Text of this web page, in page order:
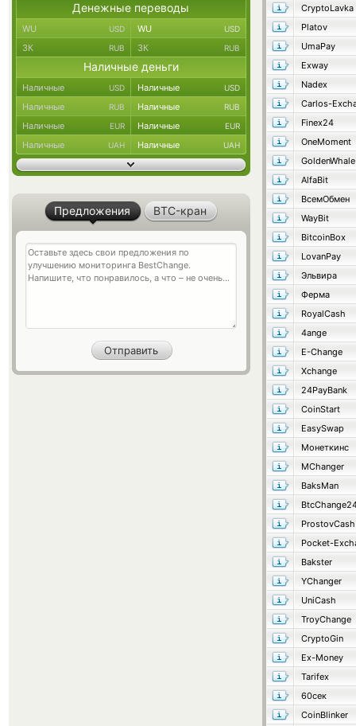
CryptoLavka
Platov
UmaPay
Exway
Nadex
Carlos-
Finex24
OneMoment
GoldenWhale
AlfaBit
ВсемОбмен
WayBit
BitcoinBox
LovanPay
Эльвира
Ферма
RoyalCash
4ange
E-Change
Xchange
24PayBank
CoinStart
EasySwap
Монеткинс
MChanger
BaksMan
ProstovCash
Pocket-
Bakster
YChanger
UniCash
TroyChange
CryptoGin
Ex-Money
Tarifex
60сек
CoinBlinker
Денежные переводы
WU USD WU USD
ЗК RUB ЗК RUB
Наличные деньги
Наличные USD Наличные USD
Наличные RUB Наличные RUB
Наличные EUR Наличные EUR
Наличные UAH Наличные UAH
Предложения BTC-кран